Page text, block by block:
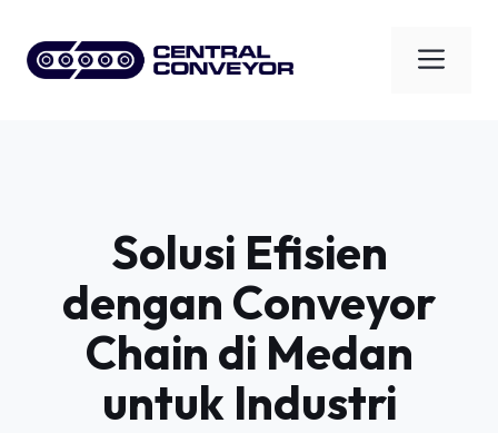
content
Solusi Efisien
dengan Conveyor
Chain di Medan
untuk Industri